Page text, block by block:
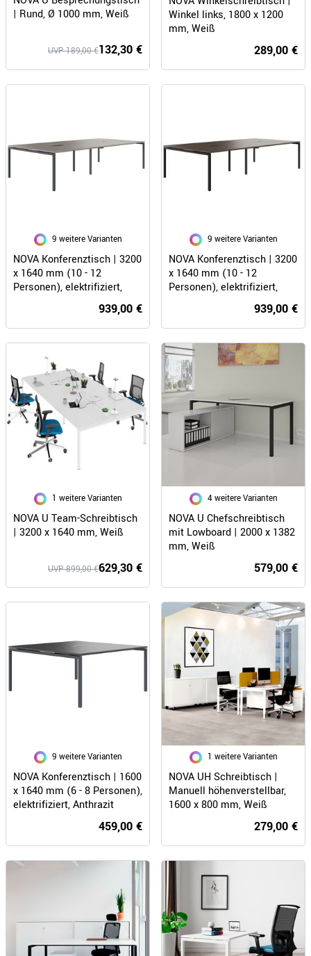
| Rund, Ø 1000 mm, Weiß
132,30 €
UVP 189,00 €
Winkel links, 1800 x 1200
mm, Weiß
289,00 €
9 weitere Varianten
NOVA Konferenztisch | 3200
x 1640 mm (10 - 12
Personen), elektrifiziert,
939,00 €
9 weitere Varianten
NOVA Konferenztisch | 3200
x 1640 mm (10 - 12
Personen), elektrifiziert,
939,00 €
1 weitere Varianten
NOVA U Team-Schreibtisch
| 3200 x 1640 mm, Weiß
629,30 €
UVP 899,00 €
4 weitere Varianten
NOVA U Chefschreibtisch
mit Lowboard | 2000 x 1382
mm, Weiß
579,00 €
9 weitere Varianten
NOVA Konferenztisch | 1600
x 1640 mm (6 - 8 Personen),
elektrifiziert, Anthrazit
459,00 €
1 weitere Varianten
NOVA UH Schreibtisch |
Manuell höhenverstellbar,
1600 x 800 mm, Weiß
279,00 €